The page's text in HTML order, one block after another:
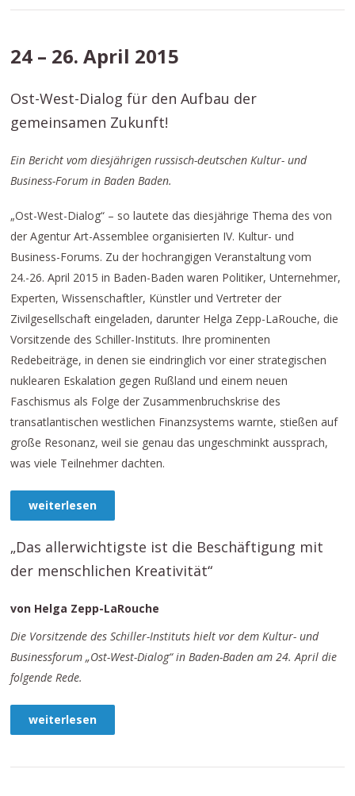
24 – 26. April 2015
Ost-West-Dialog für den Aufbau der
gemeinsamen Zukunft!
Ein Bericht vom diesjährigen russisch-deutschen Kultur- und
Business-Forum in Baden Baden.
„Ost-West-Dialog“ – so lautete das diesjährige Thema des von
der Agentur Art-Assemblee organisierten IV. Kultur- und
Business-Forums. Zu der hochrangigen Veranstaltung vom
24.-26. April 2015 in Baden-Baden waren Politiker, Unternehmer,
Experten, Wissenschaftler, Künstler und Vertreter der
Zivilgesellschaft eingeladen, darunter Helga Zepp-LaRouche, die
Vorsitzende des Schiller-Instituts. Ihre prominenten
Redebeiträge, in denen sie eindringlich vor einer strategischen
nuklearen Eskalation gegen Rußland und einem neuen
Faschismus als Folge der Zusammenbruchskrise des
transatlantischen westlichen Finanzsystems warnte, stießen auf
große Resonanz, weil sie genau das ungeschminkt aussprach,
was viele Teilnehmer dachten.
weiterlesen
„Das allerwichtigste ist die Beschäftigung mit
der menschlichen Kreativität“
von Helga Zepp-LaRouche
Die Vorsitzende des Schiller-Instituts hielt vor dem Kultur- und
Businessforum „Ost-West-Dialog“ in Baden-Baden am 24. April die
folgende Rede.
weiterlesen